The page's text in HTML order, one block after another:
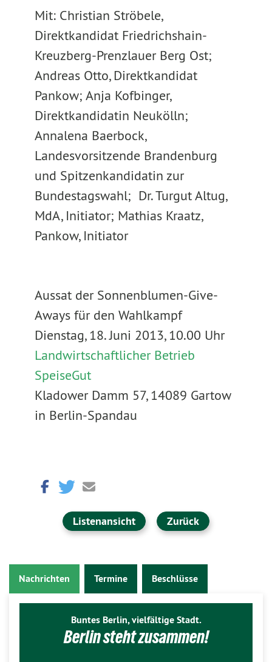
Mit: Christian Ströbele,
Direktkandidat Friedrichshain-
Kreuzberg-Prenzlauer Berg Ost;
Andreas Otto, Direktkandidat
Pankow; Anja Kofbinger,
Direktkandidatin Neukölln;
Annalena Baerbock,
Landesvorsitzende Brandenburg
und Spitzenkandidatin zur
Bundestagswahl; Dr. Turgut Altug,
MdA, Initiator; Mathias Kraatz,
Pankow, Initiator
Aussat der Sonnenblumen-Give-
Aways für den Wahlkampf
Dienstag, 18. Juni 2013, 10.00 Uhr
Landwirtschaftlicher Betrieb
SpeiseGut
Kladower Damm 57, 14089 Gartow
in Berlin-Spandau
Listenansicht Zurück
Nachrichten Termine Beschlüsse
Buntes Berlin, vielfältige Stadt.
Berlin steht zusammen!